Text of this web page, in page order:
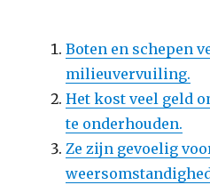
Boten en schepen
milieuvervuiling.
Het kost veel geld
te onderhouden.
Ze zijn gevoelig